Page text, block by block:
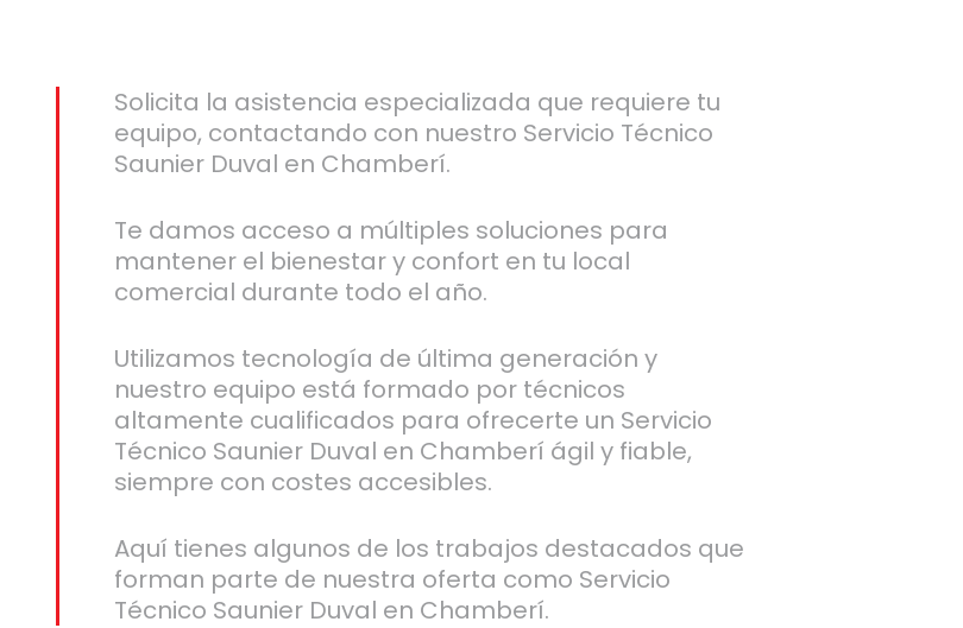
Solicita la asistencia especializada que requiere tu
equipo, contactando con nuestro Servicio Técnico
Saunier Duval en Chamberí.
Te damos acceso a múltiples soluciones para
mantener el bienestar y confort en tu local
comercial durante todo el año.
Utilizamos tecnología de última generación y
nuestro equipo está formado por técnicos
altamente cualificados para ofrecerte un Servicio
Técnico Saunier Duval en Chamberí ágil y fiable,
siempre con costes accesibles.
Aquí tienes algunos de los trabajos destacados que
forman parte de nuestra oferta como Servicio
Técnico Saunier Duval en Chamberí.